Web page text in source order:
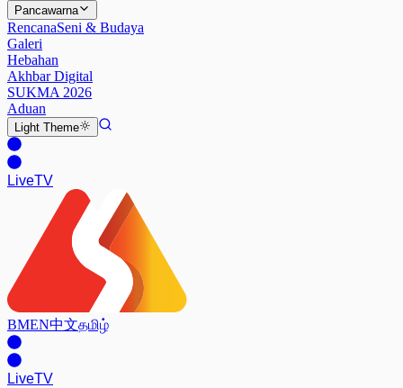
Pancawarna
RencanaSeni & Budaya
Galeri
Hebahan
Akhbar Digital
SUKMA 2026
Aduan
Light Theme
LiveTV
BMEN中文தமிழ்
LiveTV